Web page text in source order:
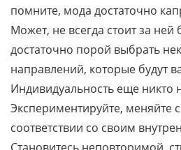
помните, мода достаточно
Может, не всегда стоит за
достаточно порой выбрать
направлений, которые будут
Индивидуальность еще никто
Экспериментируйте, меняйте
соответствии со своим